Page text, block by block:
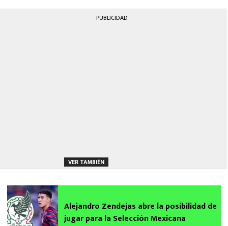
PUBLICIDAD
VER TAMBIÉN
Alejandro Zendejas abre la posibilidad de
jugar para la Selección Mexicana